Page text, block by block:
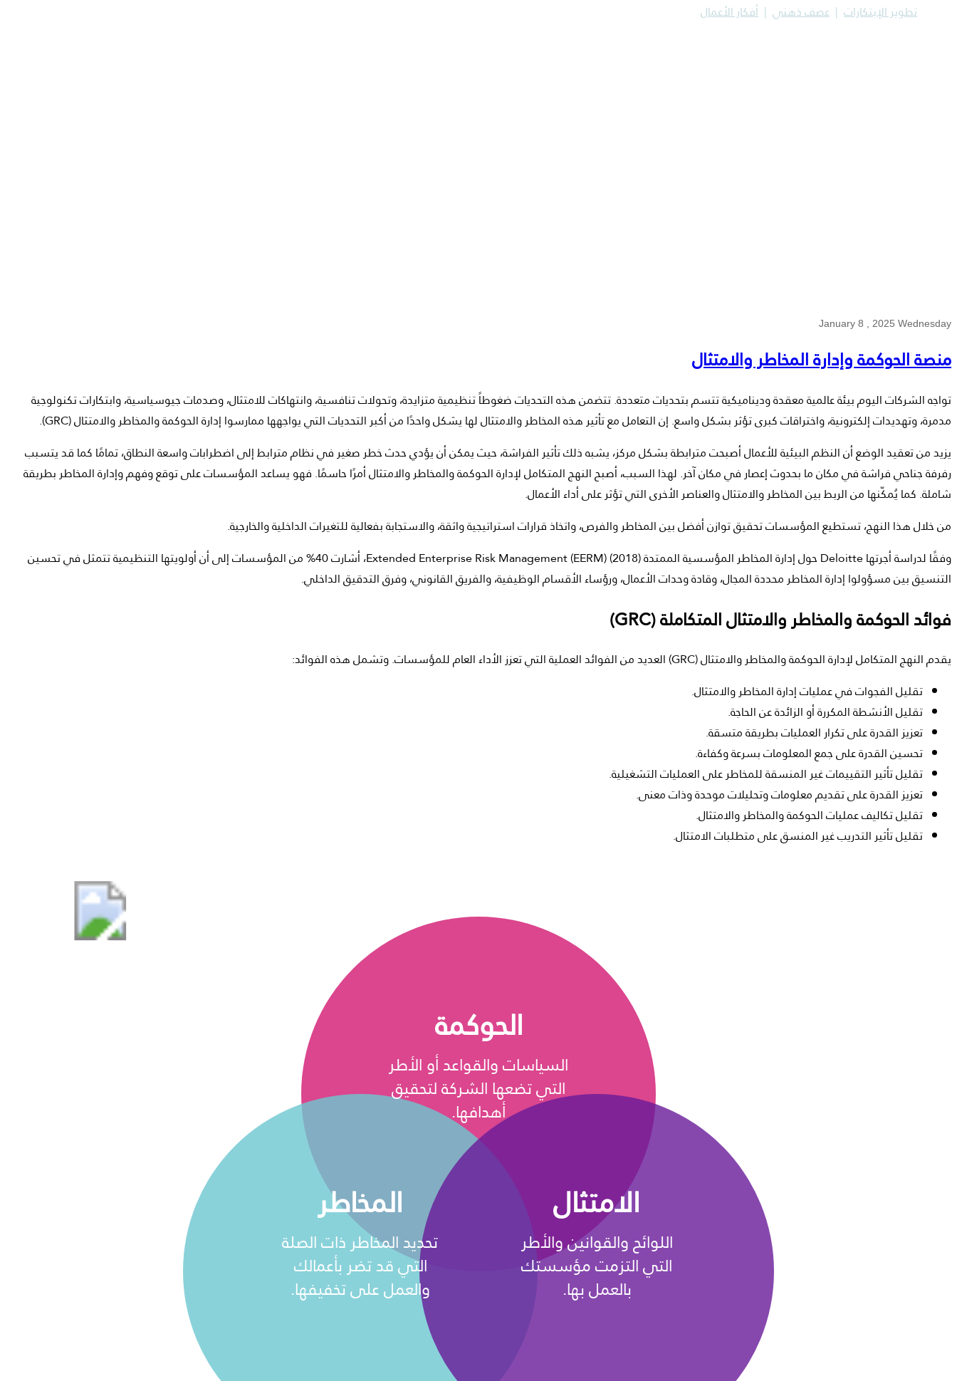
تطوير الإبتكارات عصف ذهني أفكار الأعمال
January 8 , 2025 Wednesday
منصة الحوكمة وإدارة المخاطر والامتثال
تواجه الشركات اليوم بيئة عالمية معقدة وديناميكية تتسم بتحديات متعددة. تتضمن هذه التحديات ضغوطاً تنظيمية متزايدة، وتحولات تنافسية، وانتهاكات للامتثال، وصدمات جيوسياسية، وابتكارات تكنولوجية
مدمرة، وتهديدات إلكترونية، واختراقات كبرى تؤثر بشكل واسع. إن التعامل مع تأثير هذه المخاطر والامتثال لها يشكل واحدًا من أكبر التحديات التي يواجهها ممارسوا إدارة الحوكمة والمخاطر والامتثال (GRC).
يزيد من تعقيد الوضع أن النظم البيئية للأعمال أصبحت مترابطة بشكل مركز، يشبه ذلك تأثير الفراشة، حيث يمكن أن يؤدي حدث خطر صغير في نظام مترابط إلى اضطرابات واسعة النطاق، تمامًا كما قد يتسبب
رفرفة جناحي فراشة في مكان ما بحدوث إعصار في مكان آخر. لهذا السبب، أصبح النهج المتكامل لإدارة الحوكمة والمخاطر والامتثال أمرًا حاسمًا. فهو يساعد المؤسسات على توقع وفهم وإدارة المخاطر بطريقة
شاملة. كما يُمكّنها من الربط بين المخاطر والامتثال والعناصر الأخرى التي تؤثر على أداء الأعمال.
من خلال هذا النهج، تستطيع المؤسسات تحقيق توازن أفضل بين المخاطر والفرص، واتخاذ قرارات استراتيجية واثقة، والاستجابة بفعالية للتغيرات الداخلية والخارجية.
وفقًا لدراسة أجرتها Deloitte حول إدارة المخاطر المؤسسية الممتدة Extended Enterprise Risk Management (EERM) (2018)، أشارت 40% من المؤسسات إلى أن أولويتها التنظيمية تتمثل في تحسين
التنسيق بين مسؤولوا إدارة المخاطر محددة المجال، وقادة وحدات الأعمال، ورؤساء الأقسام الوظيفية، والفريق القانوني، وفرق التدقيق الداخلي.
فوائد الحوكمة والمخاطر والامتثال المتكاملة (GRC)
يقدم النهج المتكامل لإدارة الحوكمة والمخاطر والامتثال (GRC) العديد من الفوائد العملية التي تعزز الأداء العام للمؤسسات. وتشمل هذه الفوائد:
تقليل الفجوات في عمليات إدارة المخاطر والامتثال.
تقليل الأنشطة المكررة أو الزائدة عن الحاجة.
تعزيز القدرة على تكرار العمليات بطريقة متسقة.
تحسين القدرة على جمع المعلومات بسرعة وكفاءة.
تقليل تأثير التقييمات غير المنسقة للمخاطر على العمليات التشغيلية.
تعزيز القدرة على تقديم معلومات وتحليلات موحدة وذات معنى.
تقليل تكاليف عمليات الحوكمة والمخاطر والامتثال.
تقليل تأثير التدريب غير المنسق على متطلبات الامتثال.
الحوكمة
السياسات والقواعد أو الأطر
التي تضعها الشركة لتحقيق
أهدافها.
المخاطر
تحديد المخاطر ذات الصلة
التي قد تضر بأعمالك
والعمل على تخفيفها.
الامتثال
اللوائح والقوانين والأطر
التي التزمت مؤسستك
بالعمل بها.